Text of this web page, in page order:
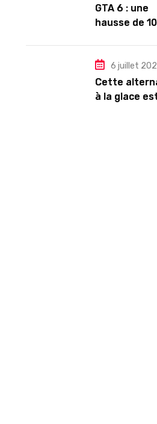
GTA 6 : une
hausse de
Rockstar
6 juillet
Cette
à la glace